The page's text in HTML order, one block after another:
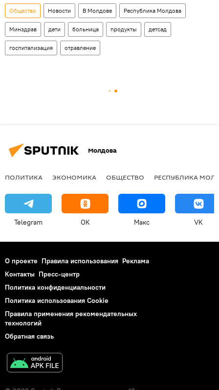
Общество Новости В Молдове Республика Молдова
Минздрав дети больница продукты детсад
госпитализация отравление
Молдова
ПОЛИТИКА ЭКОНОМИКА ОБЩЕСТВО РЕСПУБЛИКА
Telegram OK Макс VK
О проекте Правила использования Реклама
Контакты Пресс-центр
Политика конфиденциальности
Политика использования Cookie
Правила применения рекомендательных
технологий
Обратная связь